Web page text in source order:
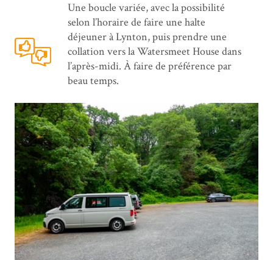
Une boucle variée, avec la possibilité
selon l’horaire de faire une halte
déjeuner à Lynton, puis prendre une
collation vers la Watersmeet House dans
l’après-midi. À faire de préférence par
beau temps.